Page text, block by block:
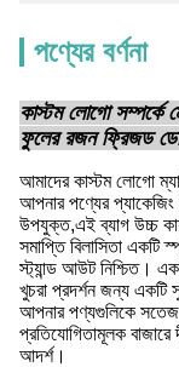
পণ্যের বর্ণনা
কাস্টম লোগো সম্পর্কে
ফুলের রজন ফ্রিজড
আমাদের কাস্টম লোগো
আপনার পণ্যের
উপযুক্ত,এই ব্যাগ উচ্চ
সমাপ্তি বিলাসিতা একটি
স্ট্যান্ড আউট নিশ্চিত।
খুচরা প্রদর্শন জন্য একটি
আপনার পণ্যগুলিকে সতেজ
প্রতিযোগিতামূলক বাজারে
আদর্শ।